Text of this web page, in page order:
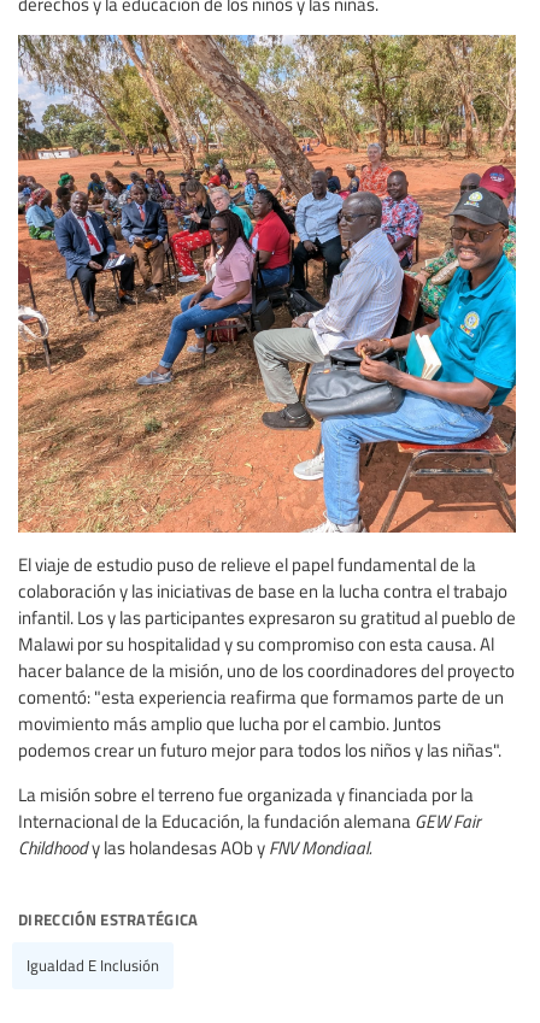
El viaje de estudio puso de relieve el papel fundamental de la
colaboración y las iniciativas de base en la lucha contra el trabajo
infantil. Los y las participantes expresaron su gratitud al pueblo de
Malawi por su hospitalidad y su compromiso con esta causa. Al
hacer balance de la misión, uno de los coordinadores del proyecto
comentó: "esta experiencia reafirma que formamos parte de un
movimiento más amplio que lucha por el cambio. Juntos
podemos crear un futuro mejor para todos los niños y las niñas".
La misión sobre el terreno fue organizada y financiada por la
Internacional de la Educación, la fundación alemana GEW Fair
Childhoody las holandesas AOb y FNV Mondiaal.
dirección estratégica
Igualdad E Inclusión